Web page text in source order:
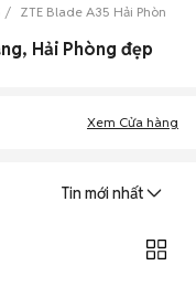
ZTE Blade A35 Hải Phòng
Hải Phòng đẹp
Xem Cửa hàng
Tin mới nhất